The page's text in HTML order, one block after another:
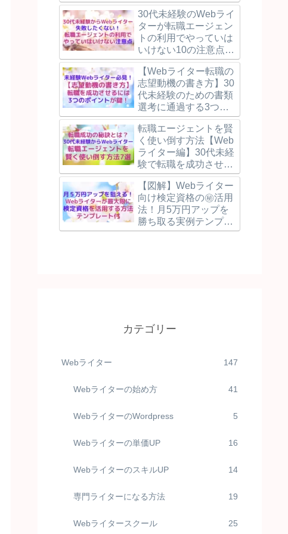
30代未経験のWebライ
ターが転職エージェン
トの利用でやっていは
いけない10の注意点と
失敗しないために押え
るべき3つのポイント
を解説！
【Webライター転職の
志望動機の書き方】30
代未経験のための書類
選考に通過する3つの
ポイントを例文付で解
説！
転職エージェントを賢
く使い倒す方法【Web
ライター編】30代未経
験で転職を成功させる
3つの秘訣！
【図解】Webライター
向け検定資格の㊙活用
法！月5万円アップを
勝ち取る実例テンプレ
付！
カテゴリー
Webライター 147
Webライターの始め方 41
WebライターのWordpress 5
Webライターの単価UP 16
WebライターのスキルUP 14
専門ライターになる方法 19
Webライタースクール 25